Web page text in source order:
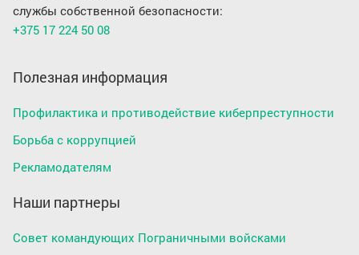
службы собственной безопасности:
+375 17 224 50 08
Полезная информация
Профилактика и противодействие киберпреступности
Борьба с коррупцией
Рекламодателям
Наши партнеры
Совет командующих Пограничными войсками